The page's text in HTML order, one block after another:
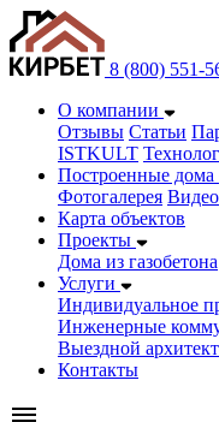
8 (800) 551-
О компании
Отзывы Статьи
ISTKULT
Построенные дома
Фотогалерея Видео
Карта объектов
Проекты
Дома из газобетонa
Услуги
Индивидуальное
Инженерные
Выездной
Контакты